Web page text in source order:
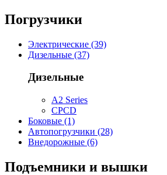
Погрузчики
Электрические (39)
Дизельные (37)
Дизельные
A2 Series
CPCD
Боковые (1)
Автопогрузчики (28)
Внедорожные (6)
Подъемники и вышки